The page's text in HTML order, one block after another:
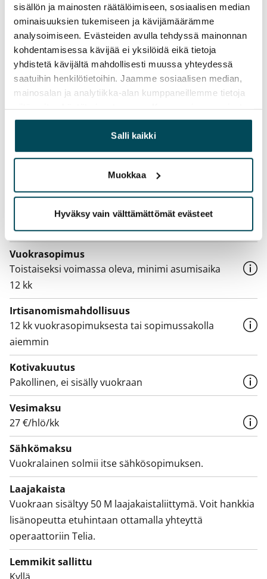
sisällön ja mainosten räätälöimiseen, sosiaalisen median
ominaisuuksien tukemiseen ja kävijämäärämme
analysoimiseen. Evästeiden avulla tehdyssä mainonnan
kohdentamisessa kävijää ei yksilöidä eikä tietoja
yhdistetä kävijältä mahdollisesti muussa yhteydessä
saatuihin henkilötietoihin. Jaamme sosiaalisen median,
mainosalan ja analytiikka-alan kumppaneillemme tietoja
yhdistää näitä tietoja muihin tietoihin, joita olet antanut
heille tai joita on kerätty, kun olet käyttänyt heidän
palvelujaan.
Salli kaikki
Muokkaa
Hyväksy vain välttämättömät evästeet
Hämeentie 40 kiinteistö ja huoneistot ovat savuttomia,
pihalla on tupakkapaikka.
Sopimus ja maksut
Vapautuminen
Vapautumassa 1.9.
Ei
1 029 €/kk
Vuokravakuus
0 €, (yrityksille min. 1 kk vuokra)
Vuokrasopimus
Toistaiseksi voimassa oleva, minimi asumisaika
12 kk
Irtisanomis­mahdollisuus
12 kk vuokrasopimuksesta tai sopimussakolla
aiemmin
Kotivakuutus
Pakollinen, ei sisälly vuokraan
Vesimaksu
27 €/hlö/kk
Sähkömaksu
Vuokralainen solmii itse sähkösopimuksen.
Laajakaista
Vuokraan sisältyy 50 M laajakaistaliittymä. Voit hankkia
lisänopeutta etuhintaan ottamalla yhteyttä
operaattoriin Telia.
Lemmikit sallittu